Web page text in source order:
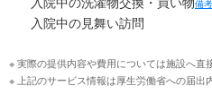
備考
入院中の見舞い訪問
※ 実際の提供内容や費用については施設へ直
※ 上記のサービス情報は厚生労働省への届出